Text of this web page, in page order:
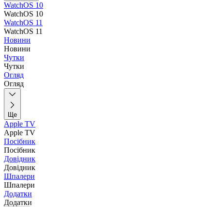
WatchOS 10
WatchOS 10
WatchOS 11
WatchOS 11
Новини
Новини
Чутки
Чутки
Огляд
Огляд
Ще
Apple TV
Apple TV
Посібник
Посібник
Довідник
Довідник
Шпалери
Шпалери
Додатки
Додатки